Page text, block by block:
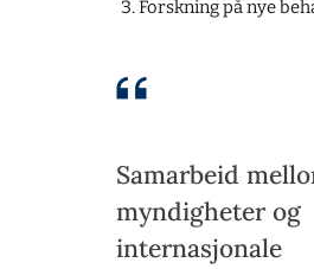
Forskning på nye
Samarbeid
myndigheter og
internasjonale